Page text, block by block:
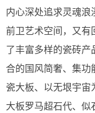
内心深处追求灵魂
前卫艺术空间，又
了丰富多样的瓷砖
合的国风简奢、集功
瓷大板、以无垠宇
大板罗马超石代、